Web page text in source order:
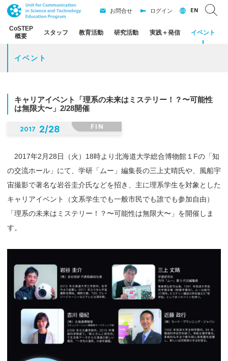
CoSTEP
概要
スタッフ 教育活動 研究活動 実践＋発信 イベント
お問合せ ログイン EN
イベント
キャリアイベント 「理系の未来は ミステリー！？ 〜可能性
は無限大〜」 2/28開催
FIN
2017 2/28
2017年2月28日（火）18時より北海道大学総合博物館１Fの「知
の交流ホール」にて、学研「ムー」編集長の三上丈晴氏や、風船宇
宙撮影で著名な岩谷圭介氏などを招き、主に理系学生を対象とした
キャリアイベント（文系学生でも一般市民でも誰でも参加自由）
「理系の未来はミステリー！？〜可能性は無限大〜」を開催しま
す。